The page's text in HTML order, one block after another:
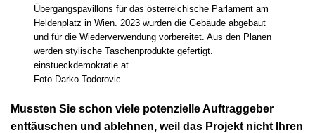
Übergangspavillons für das österreichische Parlament am
Heldenplatz in Wien. 2023 wurden die Gebäude abgebaut
und für die Wiederverwendung vorbereitet. Aus den Planen
werden stylische Taschenprodukte gefertigt.
einstueckdemokratie.at
Foto Darko Todorovic.
Mussten Sie schon viele potenzielle Auftraggeber
enttäuschen und ablehnen, weil das Projekt nicht Ihren